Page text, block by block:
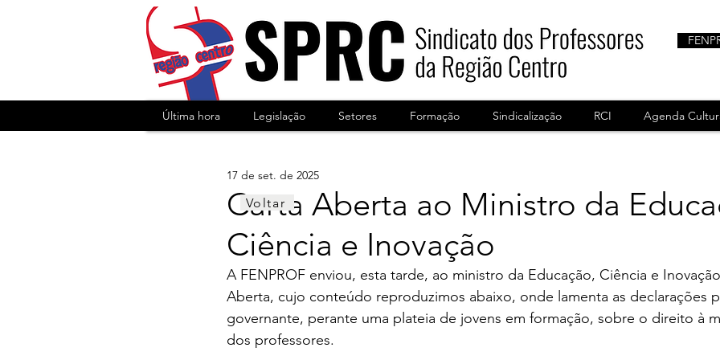
Última hora Legislação Setores Formação Sindicalização RCI Agenda
Carta Aberta ao Ministro da
Ciência e Inovação
17 de set. de 2025
A FENPROF enviou, esta tarde, ao ministro da Educação, Ciência e
Aberta, cujo conteúdo reproduzimos abaixo, onde lamenta as declarações
governante, perante uma plateia de jovens em formação, sobre o direito à
dos professores.
Voltar